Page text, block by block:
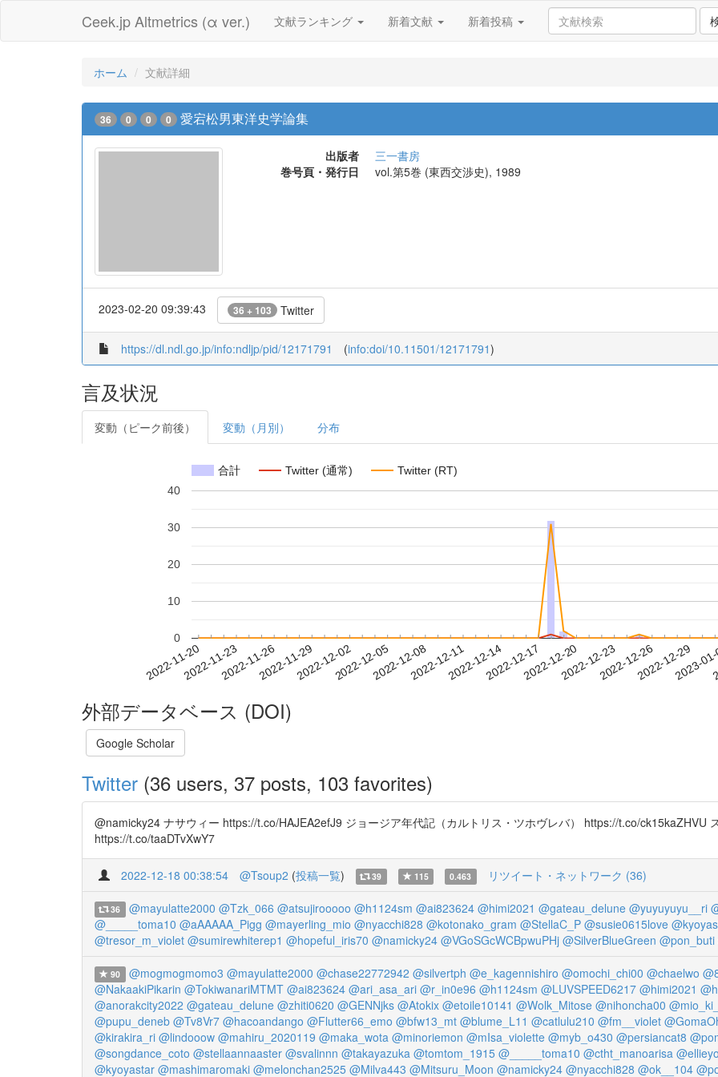
Ceek.jp Altmetrics (α ver.) 文献ランキング 新着文献 新着投稿
ホーム 文献詳細
36 0 0 0 愛宕松男東洋史学論集
出版者
三一書房
巻号頁・発行日
vol.第5巻 (東西交渉史), 1989
2023-02-20 09:39:43 36 + 103 Twitter
https://dl.ndl.go.jp/info:ndljp/pid/12171791 (info:doi/10.11501/12171791)
言及状況
変動（ピーク前後） 変動（月別） 分布
合計 Twitter (通常) Twitter (RT)
2022-11-202022-11-232022-11-262022-11-292022-12-022022-12-052022-12-082022-12-112022-12-142022-12-172022-12-202022-12-232022-12-262022-12-29
2023-
0
10
20
30
40
外部データベース (DOI)
Google Scholar
Twitter (36 users, 37 posts, 103 favorites)
@namicky24 ナサウィー https://t.co/HAJEA2efJ9 ジョージア年代記（カルトリス・ツホヴレバ） https://t.co/ck15kaZHVU
https://t.co/taaDTvXwY7
2022-12-18 00:38:54 @Tsoup2 (投稿一覧) 39 115 0.463 リツイート・ネットワーク (36)
36 @mayulatte2000 @Tzk_066 @atsujirooooo @h1124sm @ai823624 @himi2021 @gateau_delune @yuyuyuyu__ri
@_____toma10 @aAAAAA_Pigg @mayerling_mio @nyacchi828 @kotonako_gram @StellaC_P @susie0615love
@tresor_m_violet @sumirewhiterep1 @hopeful_iris70 @namicky24 @VGoSGcWCBpwuPHj @SilverBlueGreen @pon_buti
90 @mogmogmomo3 @mayulatte2000 @chase22772942 @silvertph @e_kagennishiro @omochi_chi00 @chaelwo
@NakaakiPikarin @TokiwanariMTMT @ai823624 @ari_asa_ari @r_in0e96 @h1124sm @LUVSPEED6217 @himi2021
@anorakcity2022 @gateau_delune @zhiti0620 @GENNjks @Atokix @etoile10141 @Wolk_Mitose @nihoncha00
@pupu_deneb @Tv8Vr7 @hacoandango @Flutter66_emo @bfw13_mt @blume_L11 @catlulu210 @fm__violet
@kirakira_ri @lindooow @mahiru_2020119 @maka_wota @minoriemon @mIsa_violette @myb_o430 @persiancat8
@songdance_coto @stellaannaaster @svalinnn @takayazuka @tomtom_1915 @_____toma10 @ctht_manoarisa
@kyoyastar @mashimaromaki @melonchan2525 @Milva443 @Mitsuru_Moon @namicky24 @nyacchi828 @ok__104